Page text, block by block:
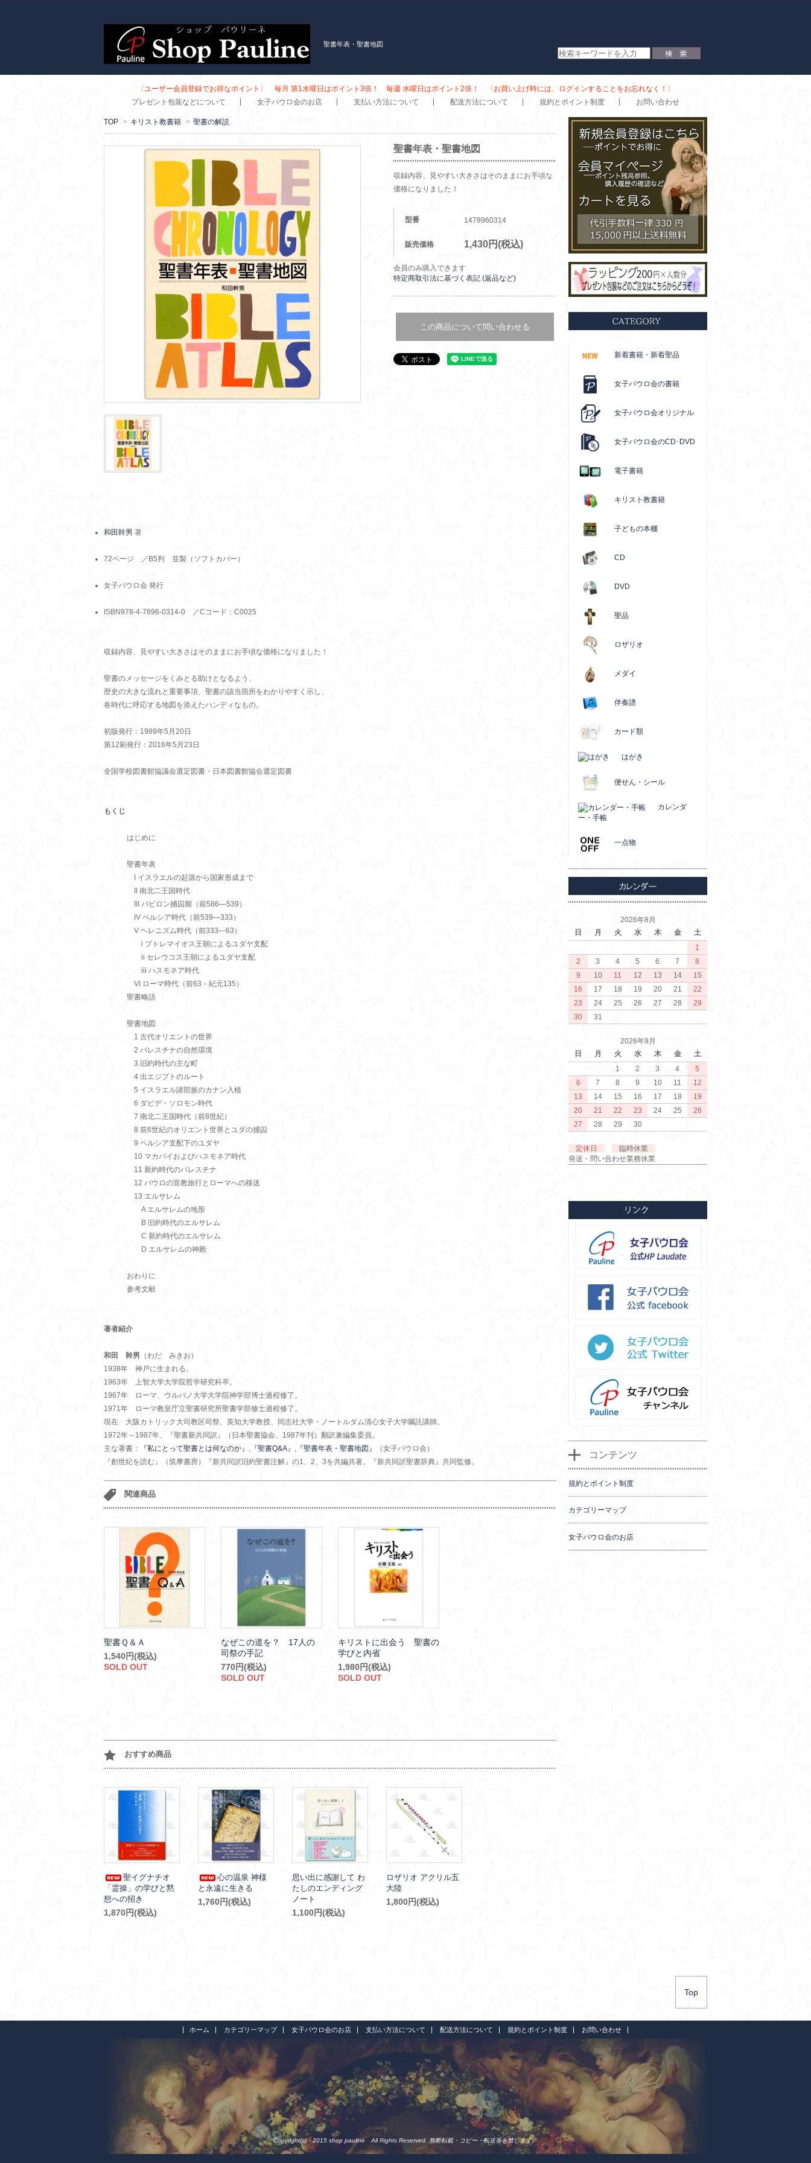
聖書年表・聖書地図
〈ユーザー会員登録でお得なポイント〉 毎月 第1水曜日はポイント3倍！ 毎週 水曜日はポイント2倍！ 〈お買い上げ時には、ログインすることをお忘れなく！〉
プレゼント包装などについて
女子パウロ会のお店 支払い方法について 配送方法について 規約とポイント制度 お問い合わせ
TOP > キリスト教書籍 > 聖書の解説
聖書年表・聖書地図
収録内容、見やすい大きさはそのままにお手頃な
価格になりました！
型番 1478960314
販売価格 1,430円(税込)
会員のみ購入できます
特定商取引法に基づく表記 (返品など)
この商品について問い合わせる
和田幹男 著
72ページ ／B5判 並製（ソフトカバー）
女子パウロ会 発行
ISBN978-4-7896-0314-0 ／Cコード：C0025
収録内容、見やすい大きさはそのままにお手頃な価格になりました！
聖書のメッセージをくみとる助けとなるよう、
歴史の大きな流れと重要事項、聖書の該当箇所をわかりやすく示し、
各時代に呼応する地図を添えたハンディなもの。
初版発行：1989年5月20日
第12刷発行：2016年5月23日
全国学校図書館協議会選定図書・日本図書館協会選定図書
もくじ
はじめに
聖書年表
I イスラエルの起源から国家形成まで
II 南北二王国時代
III バビロン捕囚期（前586―539）
IV ペルシア時代（前539―333）
V ヘレニズム時代（前333―63）
i プトレマイオス王朝によるユダヤ支配
ii セレウコス王朝によるユダヤ支配
iii ハスモネア時代
VI ローマ時代（前63－紀元135）
聖書略語
聖書地図
1 古代オリエントの世界
2 パレスチナの自然環境
3 旧約時代の主な町
4 出エジプトのルート
5 イスラエル諸部族のカナン入植
6 ダビデ・ソロモン時代
7 南北二王国時代（前8世紀）
8 前6世紀のオリエント世界とユダの捕囚
9 ペルシア支配下のユダヤ
10 マカバイおよびハスモネア時代
11 新約時代のパレスチナ
12 パウロの宣教旅行とローマへの移送
13 エルサレム
A エルサレムの地形
B 旧約時代のエルサレム
C 新約時代のエルサレム
D エルサレムの神殿
おわりに
参考文献
著者紹介
和田 幹男 （わだ みきお）
1938年 神戸に生まれる。
1963年 上智大学大学院哲学研究科卒。
1967年 ローマ、ウルバノ大学大学院神学部博士過程修了。
1971年 ローマ教皇庁立聖書研究所聖書学部修士過程修了。
現在 大阪カトリック大司教区司祭、英知大学教授、同志社大学・ノートルダム清心女子大学嘱託講師。
1972年～1987年、『聖書新共同訳』（日本聖書協会、1987年刊）翻訳兼編集委員。
主な著書：
『私にとって聖書とは何なのか』 , 『聖書Q&A』 , 『聖書年表・聖書地図』
（女子パウロ会）
『創世紀を読む』（筑摩書房）『新共同訳旧約聖書注解』の1、2、3を共編共著。『新共同訳聖書辞典』共同監修。
関連商品
聖書Ｑ＆Ａ
1,540円(税込)
SOLD OUT
なぜこの道を？ 17人の
司祭の手記
770円(税込)
SOLD OUT
キリストに出会う 聖書の
学びと内省
1,980円(税込)
SOLD OUT
おすすめ商品
聖イグナチオ
「霊操」の学びと黙
想への招き
1,870円(税込)
心の温泉 神様
と永遠に生きる
1,760円(税込)
思い出に感謝して わ
たしのエンディング
ノート
1,100円(税込)
ロザリオ アクリル五
大陸
1,800円(税込)
新着書籍・新着聖品
女子パウロ会の書籍
女子パウロ会オリジナル
女子パウロ会のCD･DVD
電子書籍
キリスト教書籍
子どもの本棚
CD
DVD
聖品
ロザリオ
メダイ
伴奏譜
カード類
はがき
便せん・シール
カレンダ
ー・手帳
一点物
2026年8月
日
月 火 水 木 金
土
1
2
3 4 5 6 7
8
9
10 11 12 13 14
15
16
17 18 19 20 21
22
23
24 25 26 27 28
29
30
31
2026年9月
日
月 火 水 木 金
土
1
2 3 4
5
6
7 8 9 10 11
12
13
14 15 16 17 18
19
20
21 22 23 24 25
26
27
28 29 30
定休日
臨時休業
発送・問い合わせ業務休業
コンテンツ
規約とポイント制度
カテゴリーマップ
女子パウロ会のお店
Top
ホーム カテゴリ一マップ 女子パウロ会のお店 支払い方法について 配送方法について 規約とポイント制度 お問い合わせ
Copyright(c)・2015 shop pauline All Rights Reserved. 無断転載・コピー・転送等を禁じます。